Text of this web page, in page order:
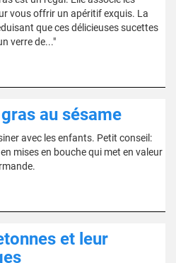
vous offrir un apéritif exquis. La
que ces délicieuses sucettes
verre de..."
au sésame
avec les enfants. Petit conseil:
mises en bouche qui met en valeur
et leur